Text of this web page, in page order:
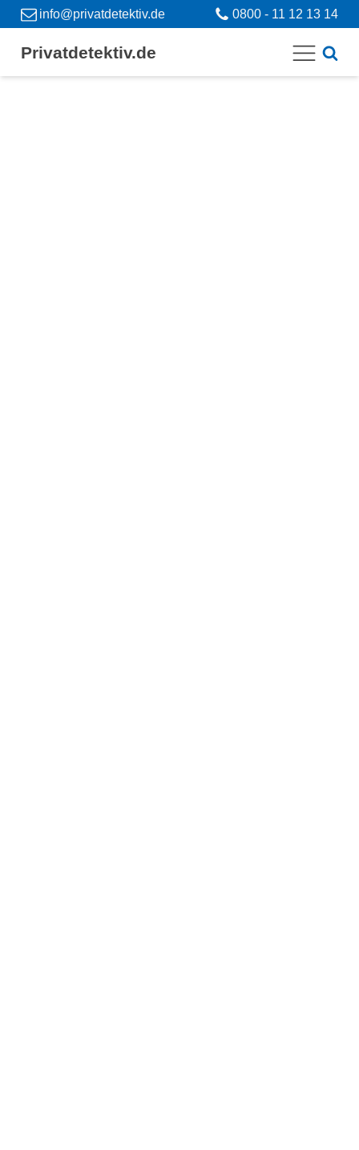
info@privatdetektiv.de 0800 - 11 12 13 14
Privatdetektiv.de